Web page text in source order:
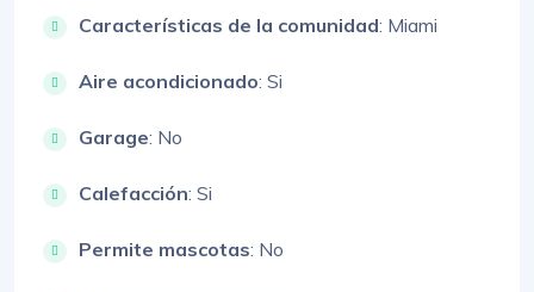
Características de la comunidad: Miami
Aire acondicionado: Si
Garage: No
Calefacción: Si
Permite mascotas: No